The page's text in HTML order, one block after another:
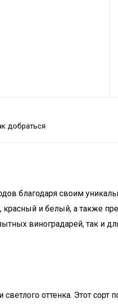
добраться
благодаря своим
и белый, а также
виноградарей, так и
оттенка. Этот сорт